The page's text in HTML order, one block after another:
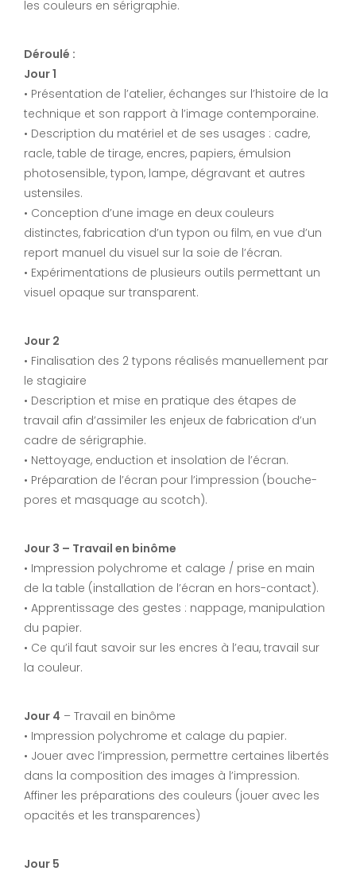
les couleurs en sérigraphie.
Déroulé :
Jour 1
• Présentation de l’atelier, échanges sur l’histoire de la
technique et son rapport à l’image contemporaine.
• Description du matériel et de ses usages : cadre,
racle, table de tirage, encres, papiers, émulsion
photosensible, typon, lampe, dégravant et autres
ustensiles.
• Conception d’une image en deux couleurs
distinctes, fabrication d’un typon ou film, en vue d’un
report manuel du visuel sur la soie de l’écran.
• Expérimentations de plusieurs outils permettant un
visuel opaque sur transparent.
Jour 2
• Finalisation des 2 typons réalisés manuellement par
le stagiaire
• Description et mise en pratique des étapes de
travail afin d’assimiler les enjeux de fabrication d’un
cadre de sérigraphie.
• Nettoyage, enduction et insolation de l’écran.
• Préparation de l’écran pour l’impression (bouche-
pores et masquage au scotch).
Jour 3 – Travail en binôme
• Impression polychrome et calage / prise en main
de la table (installation de l’écran en hors-contact).
• Apprentissage des gestes : nappage, manipulation
du papier.
• Ce qu’il faut savoir sur les encres à l’eau, travail sur
la couleur.
Jour 4 – Travail en binôme
• Impression polychrome et calage du papier.
• Jouer avec l’impression, permettre certaines libertés
dans la composition des images à l’impression.
Affiner les préparations des couleurs (jouer avec les
opacités et les transparences)
Jour 5